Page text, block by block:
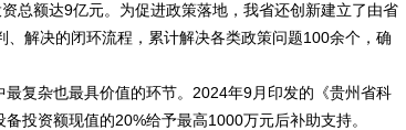
额达9亿元。为促进政策落地，我省还创新建立了由省
解决的闭环流程，累计解决各类政策问题100余个，确
复杂也最具价值的环节。2024年9月印发的《贵州省科
投资额现值的20%给予最高1000万元后补助支持。